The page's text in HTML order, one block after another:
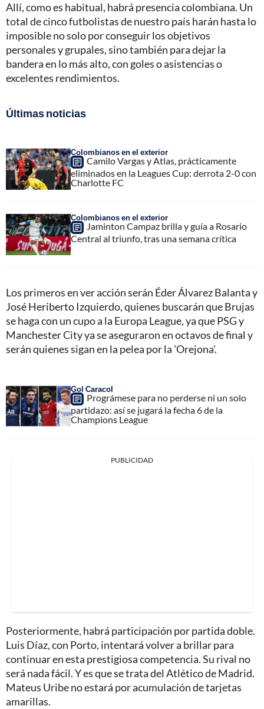
Allí, como es habitual, habrá presencia colombiana. Un
total de cinco futbolistas de nuestro país harán hasta lo
imposible no solo por conseguir los objetivos
personales y grupales, sino también para dejar la
bandera en lo más alto, con goles o asistencias o
excelentes rendimientos.
Últimas noticias
Colombianos en el exterior
Camilo Vargas y Atlas, prácticamente
eliminados en la Leagues Cup: derrota 2-0 con
Charlotte FC
Colombianos en el exterior
Jaminton Campaz brilla y guía a Rosario
Central al triunfo, tras una semana crítica
Los primeros en ver acción serán Éder Álvarez Balanta y
José Heriberto Izquierdo, quienes buscarán que Brujas
se haga con un cupo a la Europa League, ya que PSG y
Manchester City ya se aseguraron en octavos de final y
serán quienes sigan en la pelea por la 'Orejona'.
Gol Caracol
Prográmese para no perderse ni un solo
partidazo: así se jugará la fecha 6 de la
Champions League
PUBLICIDAD
Posteriormente, habrá participación por partida doble.
Luis Díaz, con Porto, intentará volver a brillar para
continuar en esta prestigiosa competencia. Su rival no
será nada fácil. Y es que se trata del Atlético de Madrid.
Mateus Uribe no estará por acumulación de tarjetas
amarillas.